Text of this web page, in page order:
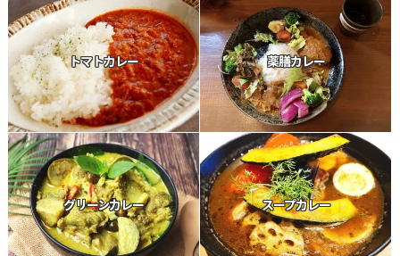
トマトカレー 薬膳カレー
グリーンカレー スープカレー